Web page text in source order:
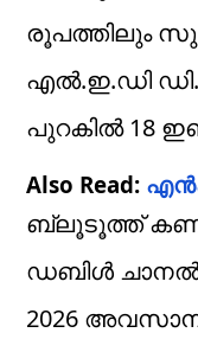
രൂപത്തിലും
എല്‍.ഇ.ഡി
പുറകില്‍ 18
Also Read:
ബ്ലൂടൂത്ത്
ഡബിള്‍ ചാനല്‍
2026